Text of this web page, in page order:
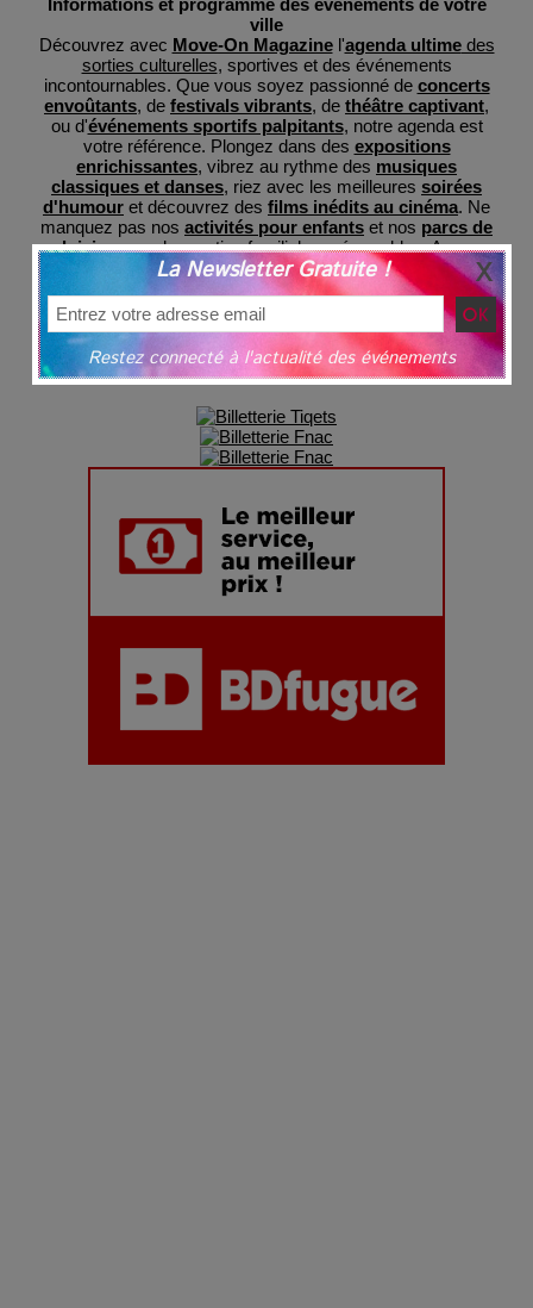
Informations et programme des événements de votre
ville
Découvrez avec Move-On Magazinel'agenda ultimedes
sorties culturelles, sportives et des événements
incontournables. Que vous soyez passionné de concerts
envoûtants, de festivals vibrants, de théâtre captivant,
ou d'événements sportifs palpitants, notre agenda est
votre référence. Plongez dans des expositions
enrichissantes, vibrez au rythme des musiques
classiques et danses, riez avec les meilleures soirées
d'humour et découvrez des films inédits au cinéma. Ne
manquez pas nos activités pour enfants et nos parcs de
loisirspour des sorties familiales mémorables. Avec
MoveOnMag, restez informé des dernières tendances et
préparez-vous à des expériences inoubliables, le tout
regroupé en un lieu central pour votre commodité et avec
une billeterie sécuriséegrâce à nos partenaires.
La Newsletter Gratuite !
Restez connecté à l'actualité des événements